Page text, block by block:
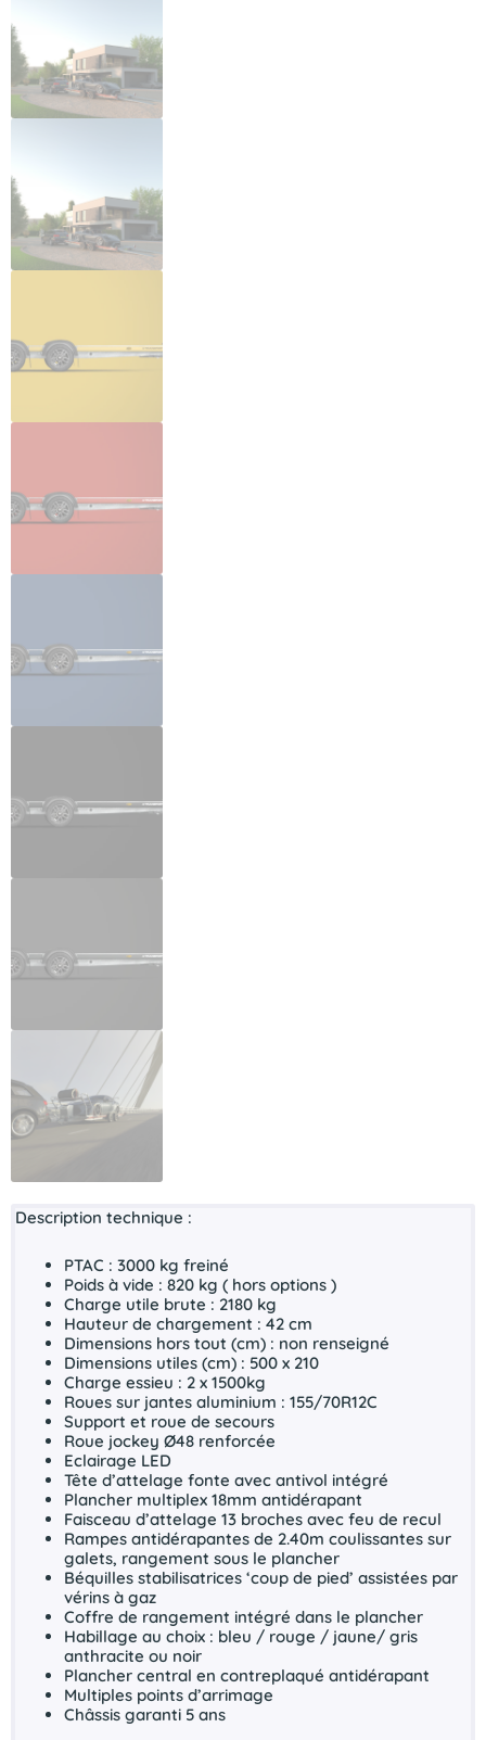
Description technique :
PTAC : 3000 kg freiné
Poids à vide : 820 kg ( hors options )
Charge utile brute : 2180 kg
Hauteur de chargement : 42 cm
Dimensions hors tout (cm) : non renseigné
Dimensions utiles (cm) : 500 x 210
Charge essieu : 2 x 1500kg
Roues sur jantes aluminium : 155/70R12C
Support et roue de secours
Roue jockey Ø48 renforcée
Eclairage LED
Tête d’attelage fonte avec antivol intégré
Plancher multiplex 18mm antidérapant
Faisceau d’attelage 13 broches avec feu de recul
Rampes antidérapantes de 2.40m coulissantes sur
galets, rangement sous le plancher
Béquilles stabilisatrices ‘coup de pied’ assistées par
vérins à gaz
Coffre de rangement intégré dans le plancher
Habillage au choix : bleu / rouge / jaune/ gris
anthracite ou noir
Plancher central en contreplaqué antidérapant
Multiples points d’arrimage
Châssis garanti 5 ans